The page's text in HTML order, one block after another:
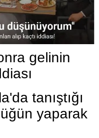
gelinin
tanıştığı
yaparak